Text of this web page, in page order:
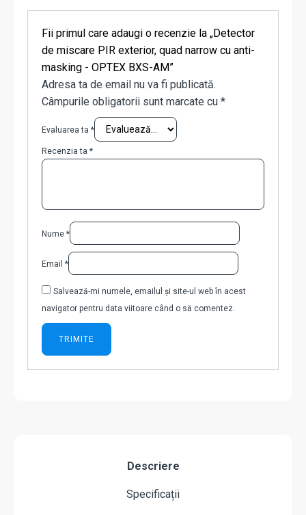
Fii primul care adaugi o recenzie la „Detector
de miscare PIR exterior, quad narrow cu anti-
masking - OPTEX BXS-AM”
Adresa ta de email nu va fi publicată.
Câmpurile obligatorii sunt marcate cu *
Evaluarea ta *
Recenzia ta *
Nume *
Email *
Salvează-mi numele, emailul și site-ul web în acest
navigator pentru data viitoare când o să comentez.
Descriere
Specificații